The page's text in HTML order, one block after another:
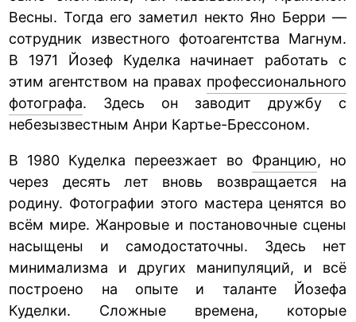
Весны. Тогда его заметил некто Яно Берри —
сотрудник известного фотоагентства Магнум.
В 1971 Йозеф Куделка начинает работать с
этим агентством на правах профессионального
фотографа. Здесь он заводит дружбу с
небезызвестным Анри Картье-Брессоном.
В 1980 Куделка переезжает во Францию, но
через десять лет вновь возвращается на
родину. Фотографии этого мастера ценятся во
всём мире. Жанровые и постановочные сцены
насыщены и самодостаточны. Здесь нет
минимализма и других манипуляций, и всё
построено на опыте и таланте Йозефа
Куделки. Сложные времена, которые